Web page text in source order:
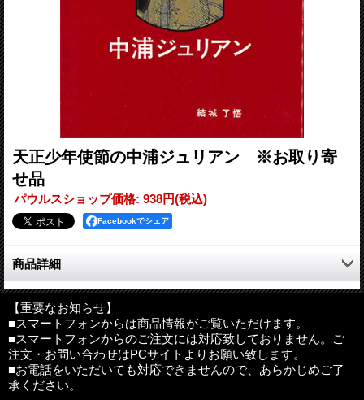
天正少年使節の中浦ジュリアン ※お取り寄
せ品
パウルスショップ価格: 938円(税込)
Facebookでシェア
商品詳細
《天正遣欧使節》の一人で、司祭となり、1633年、西坂で殉教し
た《中浦ジュリアン》の生涯を辿る。
著者：結城了悟
判型：B6判 並製
ページ数：128ページ
【重要なお知らせ】
■スマートフォンからは商品情報がご覧いただけます。
■スマートフォンからのご注文には対応致しておりません。ご
注文・お問い合わせはPCサイトよりお願い致します。
■お電話をいただいても対応できませんので、あらかじめご了
承ください。